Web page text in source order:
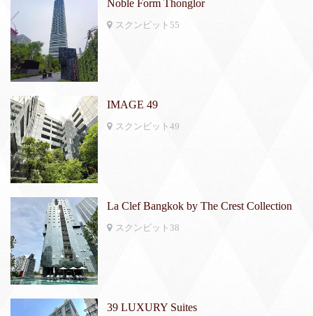
Noble Form Thonglor
スクンビット55
IMAGE 49
スクンビット49
La Clef Bangkok by The Crest Collection
スクンビット38
39 LUXURY Suites